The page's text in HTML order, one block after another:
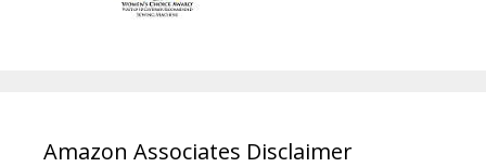
Amazon Associates Disclaimer